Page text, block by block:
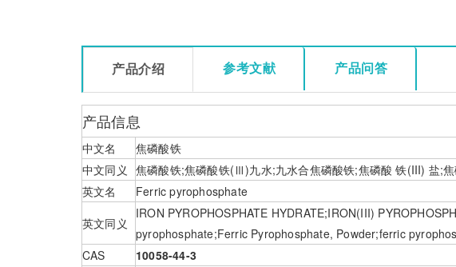
产品介绍 参考文献 产品问答
产品信息
中文名
焦磷酸铁
中文同义 焦磷酸铁;焦磷酸铁(Ⅲ)九水;九水合焦磷酸铁;焦磷酸 铁(III) 盐;
英文名
Ferric pyrophosphate
英文同义
IRON PYROPHOSPHATE HYDRATE;IRON(III)
pyrophosphate;Ferric Pyrophosphate, Powder;ferric
CAS
10058-44-3